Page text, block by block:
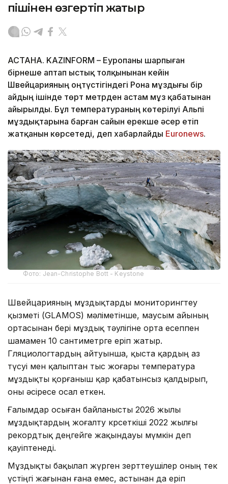
пішінен өзгертіп жатыр
АСТАНА. KAZINFORM – Еуропаны шарпыған
бірнеше аптап ыстық толқынынан кейін
Швейцарияның оңтүстігіндегі Рона мұздығы бір
айдың ішінде төрт метрден астам мұз қабатынан
айырылды. Бұл температураның көтерілуі Альпі
мұздықтарына барған сайын ерекше әсер етіп
жатқанын көрсетеді, деп хабарлайды Еuronews.
Фото: Jean-Christophe Bott - Keystone
Швейцарияның мұздықтарды мониторингтеу
қызметі (GLAMOS) мәліметінше, маусым айының
ортасынан бері мұздық тәулігіне орта есеппен
шамамен 10 сантиметрге еріп жатыр.
Гляциологтардың айтуынша, қыста қардың аз
түсуі мен қалыптан тыс жоғары температура
мұздықты қорғаныш қар қабатынсыз қалдырып,
оны әсіресе осал еткен.
Ғалымдар осыған байланысты 2026 жылы
мұздықтардың жоғалту көрсеткіші 2022 жылғы
рекордтық деңгейге жақындауы мүмкін деп
қауіптенеді.
Мұздықты бақылап жүрген зерттеушілер оның тек
үстіңгі жағынан ғана емес, астынан да еріп